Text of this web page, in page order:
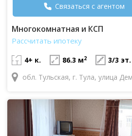
Связаться с агентом
Многокомнатная и КСП
Рассчитать ипотеку
4+ к. 86.3 м2
3/3 эт.
обл. Тульская, г. Тула, улица